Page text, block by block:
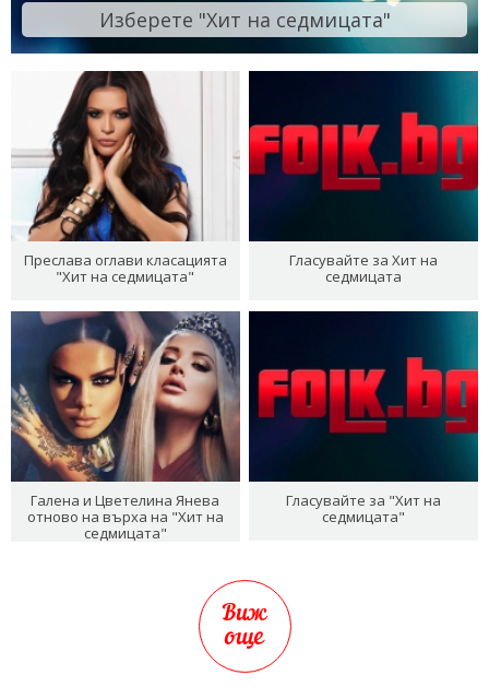
Изберете "Хит на седмицата"
Преслава оглави класацията
"Хит на седмицата"
Гласувайте за Хит на
седмицата
Галена и Цветелина Янева
отново на върха на "Хит на
седмицата"
Гласувайте за "Хит на
седмицата"
Виж
още